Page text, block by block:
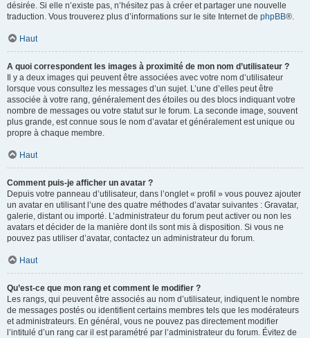
désirée. Si elle n’existe pas, n’hésitez pas à créer et partager une nouvelle
traduction. Vous trouverez plus d’informations sur le site Internet de phpBB®.
Haut
A quoi correspondent les images à proximité de mon nom d’utilisateur ?
Il y a deux images qui peuvent être associées avec votre nom d’utilisateur
lorsque vous consultez les messages d’un sujet. L’une d’elles peut être
associée à votre rang, généralement des étoiles ou des blocs indiquant votre
nombre de messages ou votre statut sur le forum. La seconde image, souvent
plus grande, est connue sous le nom d’avatar et généralement est unique ou
propre à chaque membre.
Haut
Comment puis-je afficher un avatar ?
Depuis votre panneau d’utilisateur, dans l’onglet « profil » vous pouvez ajouter
un avatar en utilisant l’une des quatre méthodes d’avatar suivantes : Gravatar,
galerie, distant ou importé. L’administrateur du forum peut activer ou non les
avatars et décider de la manière dont ils sont mis à disposition. Si vous ne
pouvez pas utiliser d’avatar, contactez un administrateur du forum.
Haut
Qu’est-ce que mon rang et comment le modifier ?
Les rangs, qui peuvent être associés au nom d’utilisateur, indiquent le nombre
de messages postés ou identifient certains membres tels que les modérateurs
et administrateurs. En général, vous ne pouvez pas directement modifier
l’intitulé d’un rang car il est paramétré par l’administrateur du forum. Évitez de